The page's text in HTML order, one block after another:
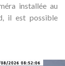
installée au
il est possible